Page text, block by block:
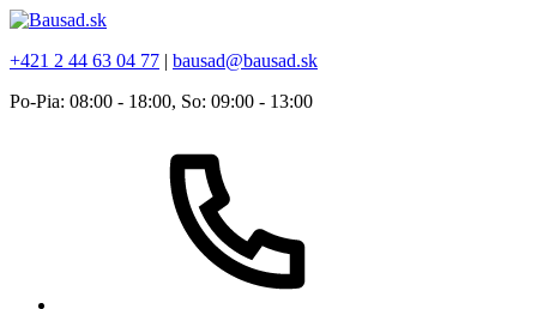
+421 2 44 63 04 77 | bausad@bausad.sk
Po-Pia: 08:00 - 18:00, So: 09:00 - 13:00